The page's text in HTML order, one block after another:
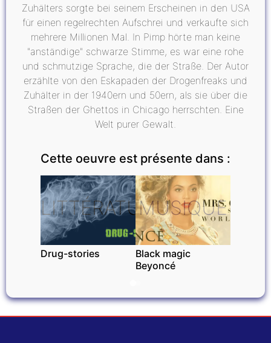
Zuhälters sorgte bei seinem Erscheinen in den USA
für einen regelrechten Aufschrei und verkaufte sich
mehrere Millionen Mal. In Pimp hörte man keine
"anständige" schwarze Stimme, es war eine rohe
und schmutzige Sprache, die der Straße. Der Autor
erzählte von den Eskapaden der Drogenfreaks und
Zuhälter in der 1940ern und 50ern, als sie über die
Straßen der Ghettos in Chicago herrschten. Eine
Welt purer Gewalt.
Cette oeuvre est présente dans :
LITTÉRATURE
Drug-stories
MUSIQUE
Black magic
Beyoncé